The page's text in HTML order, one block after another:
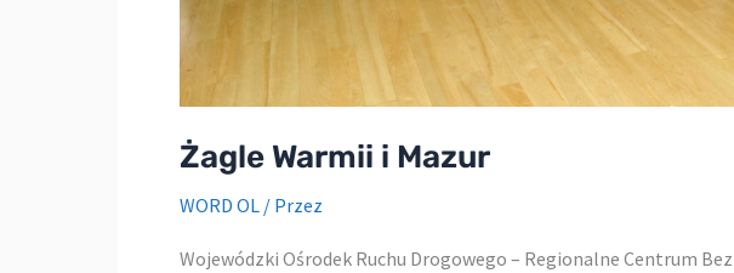
Żagle Warmii i Mazur
WORD OL / Przez
Wojewódzki Ośrodek Ruchu Drogowego – Regionalne Centrum